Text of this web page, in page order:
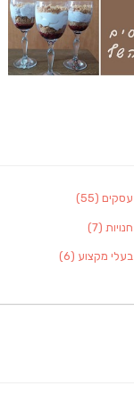
עסקים (55)
חנויות (7)
בעלי מקצוע (6)